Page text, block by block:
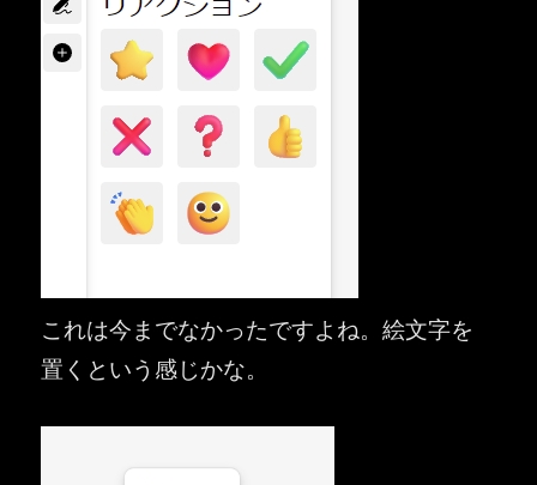
これは今までなかったですよね。絵文字を
置くという感じかな。